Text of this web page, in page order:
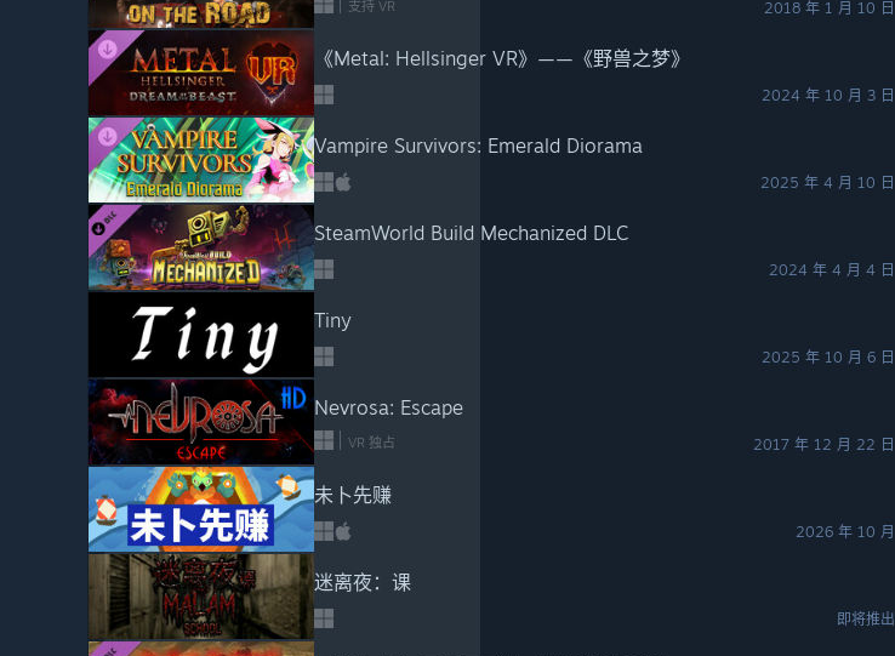
支持 VR 2018 年 1 月 10 日
《Metal: Hellsinger VR》——《野兽之梦》
2024 年 10 月 3 日
Vampire Survivors: Emerald Diorama
2025 年 4 月 10 日
SteamWorld Build Mechanized DLC
2024 年 4 月 4 日
Tiny
2025 年 10 月 6 日
Nevrosa: Escape
VR 独占 2017 年 12 月 22 日
未卜先赚
2026 年 10 月
迷离夜：课
即将推出